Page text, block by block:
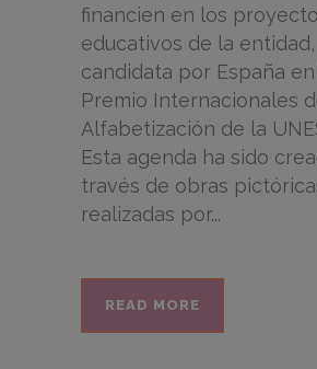
financien en los
educativos de la entidad,
candidata por España
Premio Internacionales
Alfabetización de la
Esta agenda ha sido
través de obras
realizadas por...
READ MORE